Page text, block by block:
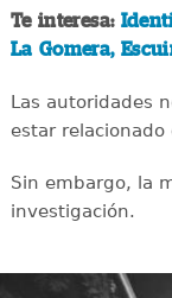
Te interesa:
La Gomera,
Las autoridades
estar
Sin embargo, la
investigación.